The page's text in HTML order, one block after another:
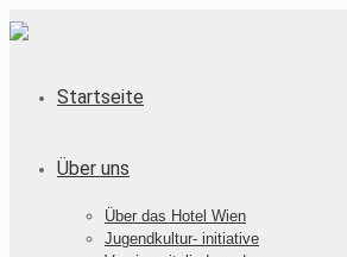
Startseite
Über uns
Über das Hotel Wien
Jugendkultur- initiative